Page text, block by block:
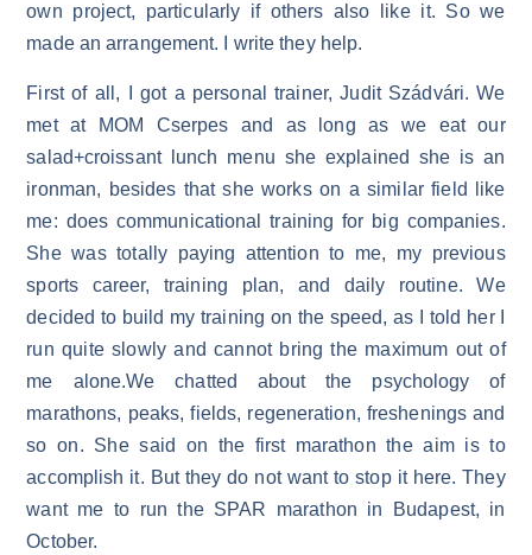
own project, particularly if others also like it. So we
made an arrangement. I write they help.
First of all, I got a personal trainer, Judit Szádvári. We
met at MOM Cserpes and as long as we eat our
salad+croissant lunch menu she explained she is an
ironman, besides that she works on a similar field like
me: does communicational training for big companies.
She was totally paying attention to me, my previous
sports career, training plan, and daily routine. We
decided to build my training on the speed, as I told her I
run quite slowly and cannot bring the maximum out of
me alone.We chatted about the psychology of
marathons, peaks, fields, regeneration, freshenings and
so on. She said on the first marathon the aim is to
accomplish it. But they do not want to stop it here. They
want me to run the SPAR marathon in Budapest, in
October.